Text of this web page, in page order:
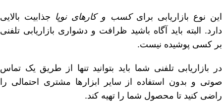
این نوع بازاریابی برایکسب و کار‌های نوپا جذابیت بالایی
دارد. البته باید آگاه باشید ظرافت و دشواری بازاریابی تلفنی
بر کسی پوشیده نیست.
در بازاریابی تلفنی شما باید بتوانید تنها از طریق یک تماس
صوتی و بدون استفاده از سایر ابزار‌ها مشتری احتمالی را
راضی کنید تا محصول شما را تهیه کند.